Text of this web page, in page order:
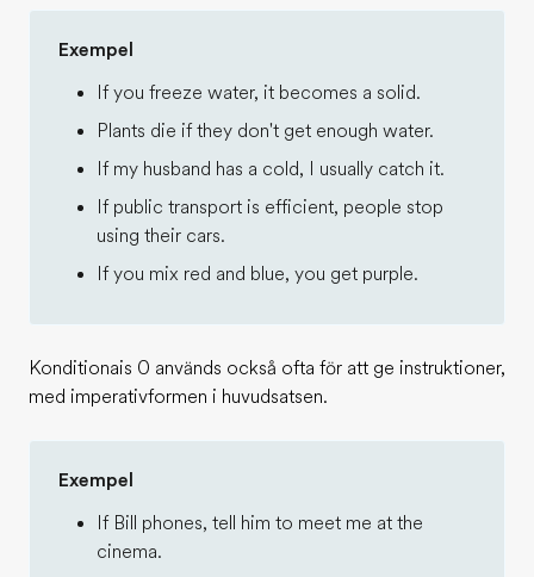
Exempel
If you freeze water, it becomes a solid.
Plants die if they don't get enough water.
If my husband has a cold, I usually catch it.
If public transport is efficient, people stop
using their cars.
If you mix red and blue, you get purple.
Konditionais 0 används också ofta för att ge instruktioner,
med imperativformen i huvudsatsen.
Exempel
If Bill phones, tell him to meet me at the
cinema.